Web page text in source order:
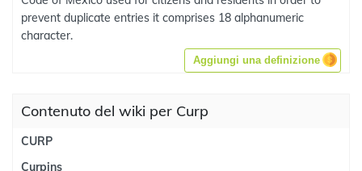
prevent duplicate entries it comprises 18 alphanumeric
character.
Aggiungi una definizione
Contenuto del wiki per Curp
CURP
Curpins